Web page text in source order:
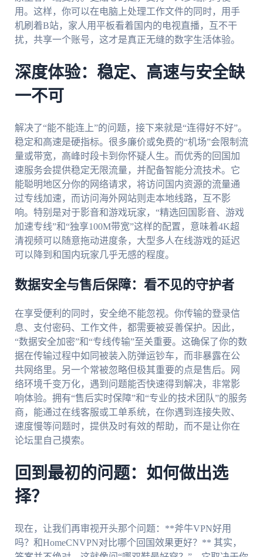
用。这样，你可以在电脑上处理工作文件的同时，用手
机刷着B站，家人用平板看着国内的电视直播，互不干
扰，共享一个账号，这才是真正无缝的数字生活体验。
深度体验：稳定、高速与安全缺
一不可
解决了“能不能连上”的问题，接下来就是“连得好不好”。
稳定和高速是硬指标。很多廉价或免费的“机场”会限制流
量或带宽，高峰时段卡到你怀疑人生。而优秀的回国加
速服务会提供稳定无限流量，并配备智能分流技术。它
能聪明地区分你的网络请求，将访问国内资源的流量通
过专线加速，而访问海外网站则走本地线路，互不影
响。特别是对于影音和游戏玩家，“精选回国影音、游戏
加速专线”和“独享100M带宽”这样的配置，意味着4K超
清视频可以随意拖动进度条，大型多人在线游戏的延迟
可以降到和国内玩家几乎无感的程度。
数据安全与售后保障：看不见的守护者
在享受便利的同时，安全绝不能忽视。你传输的登录信
息、支付密码、工作文件，都需要被妥善保护。因此，
“数据安全加密”和“专线传输”至关重要。这确保了你的数
据在传输过程中如同被装入防弹运钞车，而非暴露在公
共网络里。另一个常被忽略但极其重要的点是售后。网
络环境千变万化，遇到问题能否快速得到解决，非常影
响体验。拥有“售后实时保障”和“专业的技术团队”的服务
商，能通过在线客服或工单系统，在你遇到连接失败、
速度慢等问题时，提供及时有效的帮助，而不是让你在
论坛里自己摸索。
回到最初的问题：如何做出选
择？
现在，让我们再审视开头那个问题：**斧牛VPN好用
吗？和HomeCNVPN对比哪个回国效果更好？** 其实，